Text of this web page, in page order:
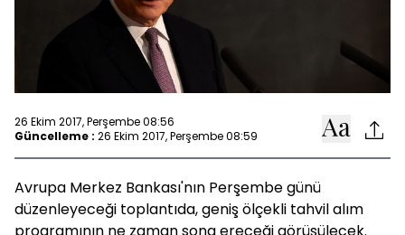
26 Ekim 2017, Perşembe 08:56
Güncelleme : 26 Ekim 2017, Perşembe 08:59
Avrupa Merkez Bankası'nın Perşembe günü
düzenleyeceği toplantıda, geniş ölçekli tahvil alım